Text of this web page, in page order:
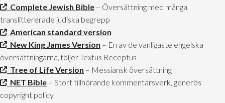
Complete Jewish Bible – Översättning med många
translittererade judiska begrepp
American standard version
New King James Version – En av de vanligaste engelska
översättningarna, följer Textus Receptus
Tree of Life Version – Messiansk översättning
NET Bible – Stort tillhörande kommentarsverk, generös
copyright policy